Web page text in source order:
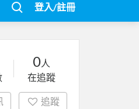
登入/註冊
0人
在追蹤
追蹤